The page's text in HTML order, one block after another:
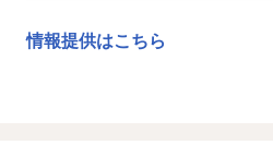
情報提供はこちら